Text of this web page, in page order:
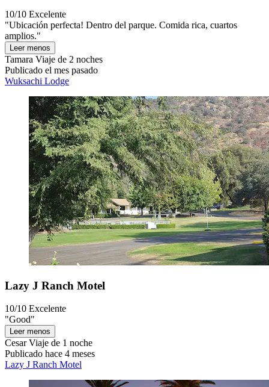
10/10 Excelente
"Ubicación perfecta! Dentro del parque. Comida rica, cuartos
amplios."
Leer menos
Tamara Viaje de 2 noches
Publicado el mes pasado
Wuksachi Lodge
Lazy J Ranch Motel
10/10 Excelente
"Good"
Leer menos
CesarViaje de 1 noche
Publicado hace 4 meses
Lazy J Ranch Motel